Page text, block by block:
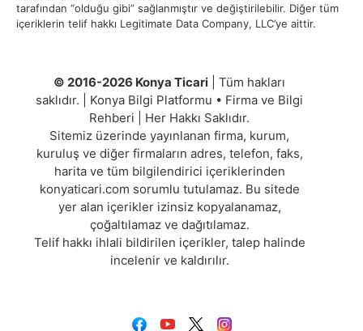
tarafından “olduğu gibi” sağlanmıştır ve değiştirilebilir. Diğer tüm
içeriklerin telif hakkı Legitimate Data Company, LLC’ye aittir.
© 2016-2026 Konya Ticari | Tüm hakları
saklıdır. | Konya Bilgi Platformu • Firma ve Bilgi
Rehberi | Her Hakkı Saklıdır.
Sitemiz üzerinde yayınlanan firma, kurum,
kuruluş ve diğer firmaların adres, telefon, faks,
harita ve tüm bilgilendirici içeriklerinden
konyaticari.com sorumlu tutulamaz. Bu sitede
yer alan içerikler izinsiz kopyalanamaz,
çoğaltılamaz ve dağıtılamaz.
Telif hakkı ihlali bildirilen içerikler, talep halinde
incelenir ve kaldırılır.